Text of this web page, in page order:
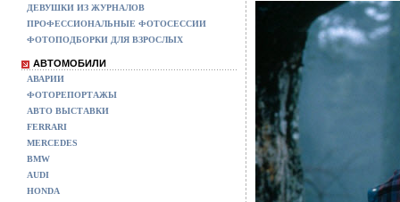
ДЕВУШКИ ИЗ ЖУРНАЛОВ
ПРОФЕССИОНАЛЬНЫЕ ФОТОСЕССИИ
ФОТОПОДБОРКИ ДЛЯ ВЗРОСЛЫХ
АВТОМОБИЛИ
АВАРИИ
ФОТОРЕПОРТАЖЫ
АВТО ВЫСТАВКИ
FERRARI
MERCEDES
BMW
AUDI
HONDA